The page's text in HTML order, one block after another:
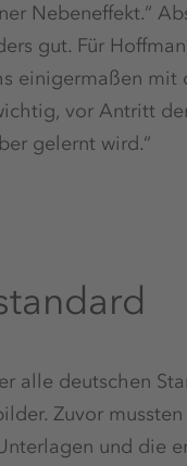
Nebeneffekt.“
gut. Für
einigermaßen mit
vor Antritt
gelernt wird.“
alle deutschen
Zuvor
und die